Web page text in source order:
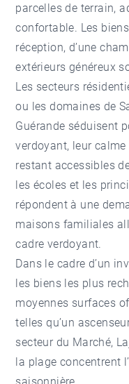
parcelles de terrain,
confortable. Les
réception, d’une
extérieurs généreux
Les secteurs
ou les domaines de
Guérande séduisent
verdoyant, leur
restant accessibles
les écoles et les
répondent à une
maisons familiales
cadre verdoyant.
Dans le cadre d’un
les biens les plus
moyennes surfaces
telles qu’un
secteur du Marché,
la plage concentrent
saisonnière.